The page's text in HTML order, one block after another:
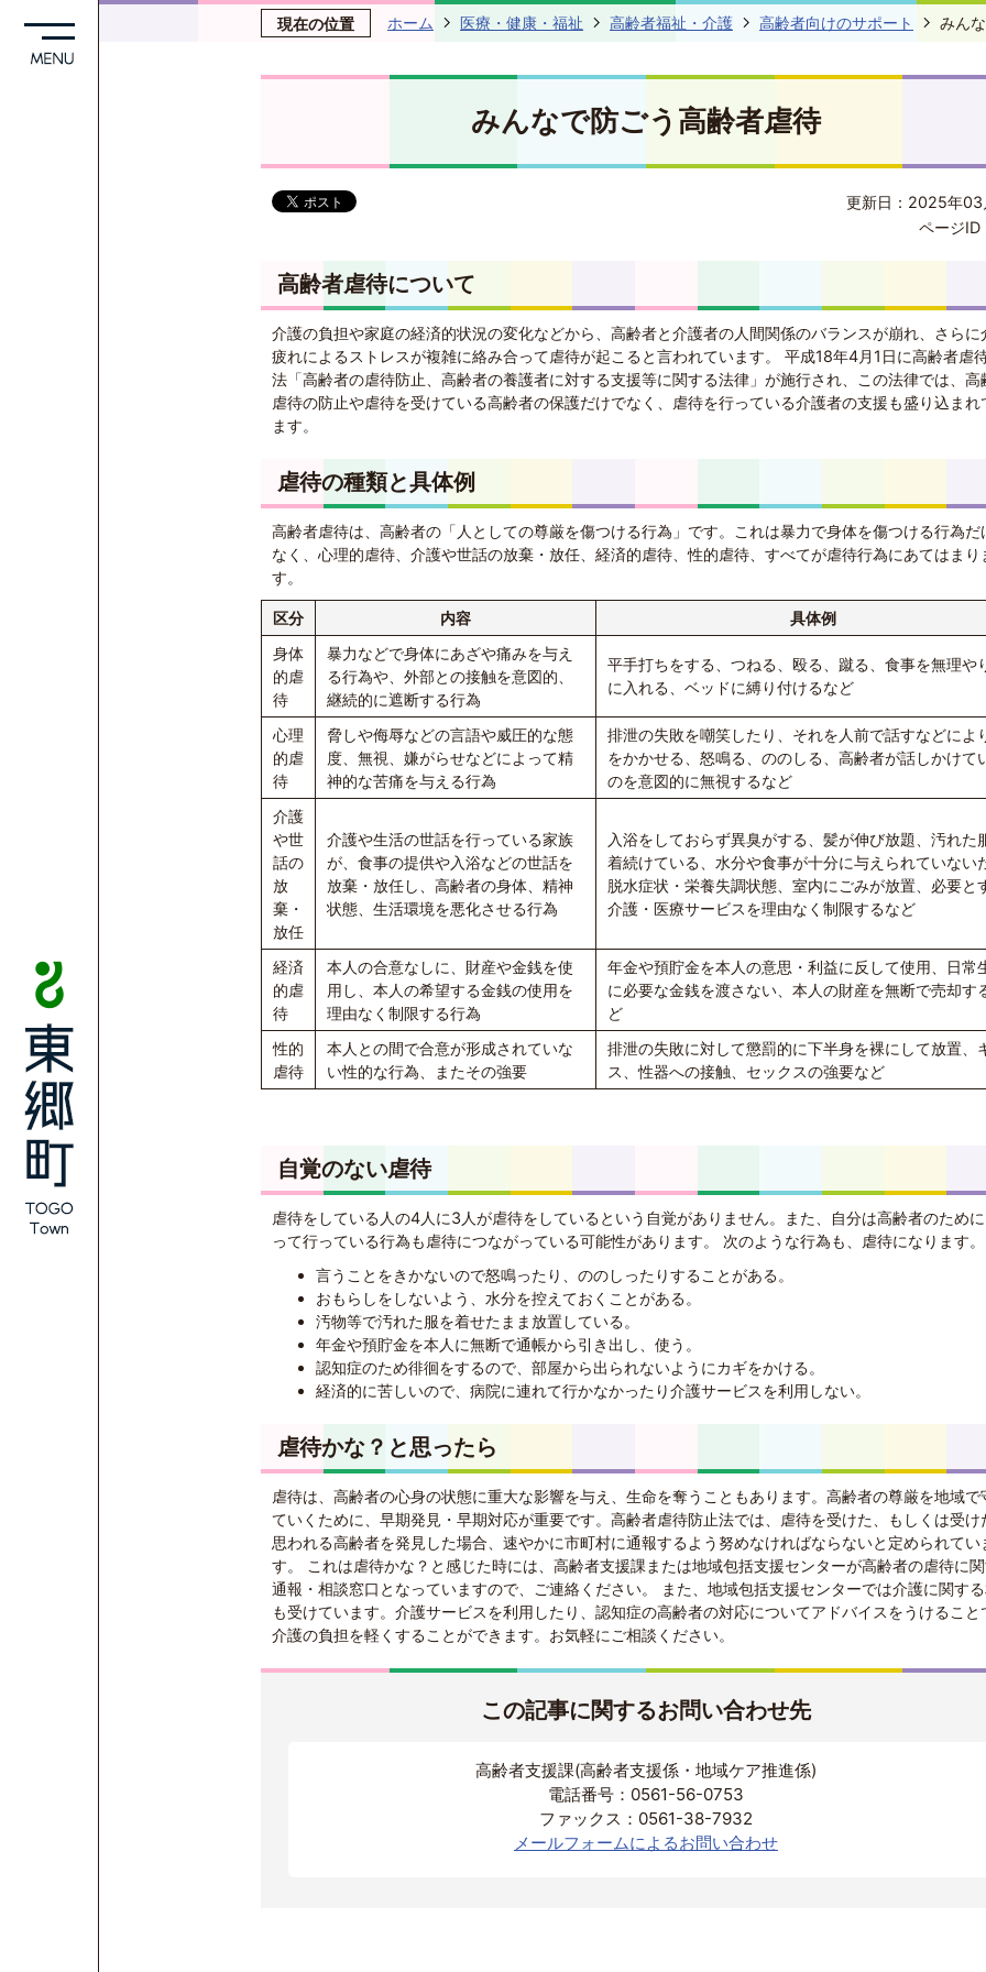
現在の位置 ホーム 医療・健康・福祉 高齢者福祉・介護 高齢者向けのサポート みん
みんなで防ごう高齢者虐待
更新日：2025年03
ページID
高齢者虐待について
介護の負担や家庭の経済的状況の変化などから、高齢者と介護者の人間関係のバランスが崩れ、さらに
疲れによるストレスが複雑に絡み合って虐待が起こると言われています。 平成18年4月1日に高齢者虐
法「高齢者の虐待防止、高齢者の養護者に対する支援等に関する法律」が施行され、この法律では、高
虐待の防止や虐待を受けている高齢者の保護だけでなく、虐待を行っている介護者の支援も盛り込まれ
ます。
虐待の種類と具体例
高齢者虐待は、高齢者の「人としての尊厳を傷つける行為」です。これは暴力で身体を傷つける行為だ
なく、心理的虐待、介護や世話の放棄・放任、経済的虐待、性的虐待、すべてが虐待行為にあてはまり
す。
区分 内容
具体例
身体
的虐
待
暴力などで身体にあざや痛みを与え
る行為や、外部との接触を意図的、
継続的に遮断する行為
平手打ちをする、つねる、殴る、蹴る、食事を無理や
に入れる、ベッドに縛り付けるなど
心理
的虐
待
脅しや侮辱などの言語や威圧的な態
度、無視、嫌がらせなどによって精
神的な苦痛を与える行為
排泄の失敗を嘲笑したり、それを人前で話すなどによ
をかかせる、怒鳴る、ののしる、高齢者が話しかけて
のを意図的に無視するなど
介護
や世
話の
放
棄・
放任
介護や生活の世話を行っている家族
が、食事の提供や入浴などの世話を
放棄・放任し、高齢者の身体、精神
状態、生活環境を悪化させる行為
入浴をしておらず異臭がする、髪が伸び放題、汚れた
着続けている、水分や食事が十分に与えられていない
脱水症状・栄養失調状態、室内にごみが放置、必要と
介護・医療サービスを理由なく制限するなど
経済
的虐
待
本人の合意なしに、財産や金銭を使
用し、本人の希望する金銭の使用を
理由なく制限する行為
年金や預貯金を本人の意思・利益に反して使用、日常
に必要な金銭を渡さない、本人の財産を無断で売却す
ど
性的
虐待
本人との間で合意が形成されていな
い性的な行為、またその強要
排泄の失敗に対して懲罰的に下半身を裸にして放置、
ス、性器への接触、セックスの強要など
自覚のない虐待
虐待をしている人の4人に3人が虐待をしているという自覚がありません。また、自分は高齢者のため
って行っている行為も虐待につながっている可能性があります。 次のような行為も、虐待になります。
言うことをきかないので怒鳴ったり、ののしったりすることがある。
おもらしをしないよう、水分を控えておくことがある。
汚物等で汚れた服を着せたまま放置している。
年金や預貯金を本人に無断で通帳から引き出し、使う。
認知症のため徘徊をするので、部屋から出られないようにカギをかける。
経済的に苦しいので、病院に連れて行かなかったり介護サービスを利用しない。
虐待かな？と思ったら
虐待は、高齢者の心身の状態に重大な影響を与え、生命を奪うこともあります。高齢者の尊厳を地域で
ていくために、早期発見・早期対応が重要です。高齢者虐待防止法では、虐待を受けた、もしくは受け
思われる高齢者を発見した場合、速やかに市町村に通報するよう努めなければならないと定められてい
す。 これは虐待かな？と感じた時には、高齢者支援課または地域包括支援センターが高齢者の虐待に
通報・相談窓口となっていますので、ご連絡ください。 また、地域包括支援センターでは介護に関す
も受けています。介護サービスを利用したり、認知症の高齢者の対応についてアドバイスをうけること
介護の負担を軽くすることができます。お気軽にご相談ください。
この記事に関するお問い合わせ先
高齢者支援課(高齢者支援係・地域ケア推進係)
電話番号：0561-56-0753
ファックス：0561-38-7932
メールフォームによるお問い合わせ